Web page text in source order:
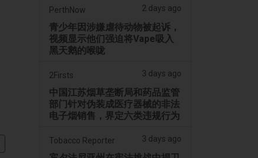
PerthNow 2 days ago
青少年因涉嫌虐待动物被起诉，
视频显示他们强迫将Vape吸入
黑天鹅的喉咙
2Firsts 3 days ago
中国江苏烟草垄断局和药品监管
部门针对伪装成医疗器械的非法
电子烟销售，界定六类违规行为
Tobacco Reporter 3 days ago